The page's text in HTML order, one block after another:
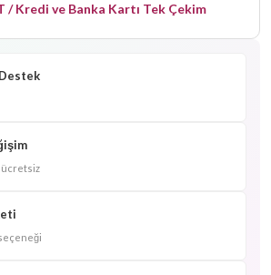
/ Kredi ve Banka Kartı Tek Çekim
ücretsiz